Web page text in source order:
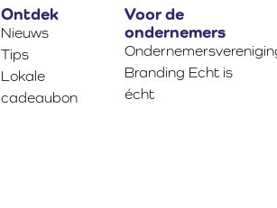
Ontdek
Nieuws
Tips
Lokale
cadeaubon
Voor de
ondernemers
Branding Echt is
écht